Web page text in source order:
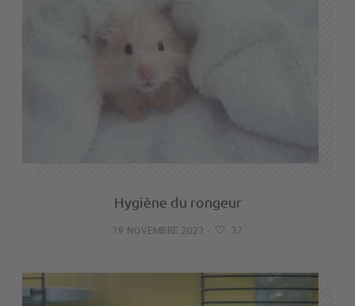
Hygiène du rongeur
19 NOVEMBRE 2021 - 37